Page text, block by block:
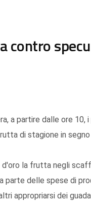
contro
a partire dalle ore
di stagione in
la frutta negli
parte delle spese di
appropriarsi dei